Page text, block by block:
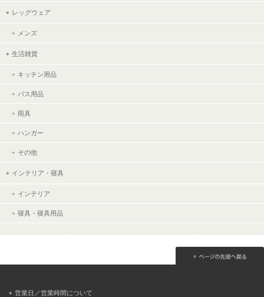
レッグウェア
メンズ
生活雑貨
キッチン用品
バス用品
雨具
ハンガー
その他
インテリア・寝具
インテリア
寝具・寝具用品
営業日／営業時間について